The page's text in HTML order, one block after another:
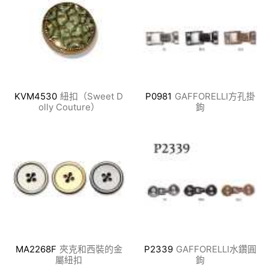
KVM4530 紐扣（Sweet D
olly Couture）
P0981 GAFFORELLI方孔掛
鉤
MA2268F 夾克和西裝的金
屬紐扣
P2339 GAFFORELLI水鑽圓
鉤